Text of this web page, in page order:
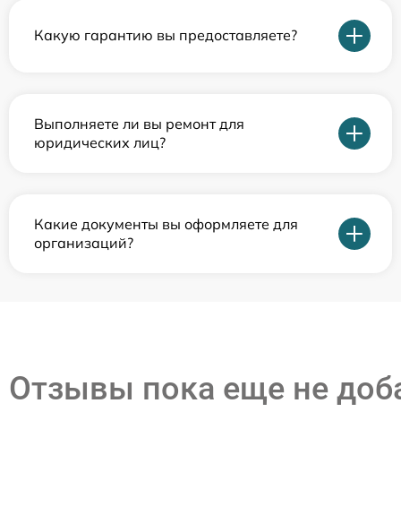
Какую гарантию вы предоставляете?
Выполняете ли вы ремонт для
юридических лиц?
Какие документы вы оформляете для
организаций?
Отзывы пока еще не